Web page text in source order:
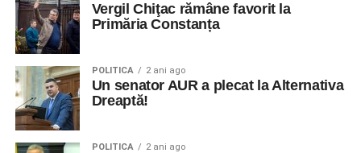
Vergil Chiţac rămâne favorit la
Primăria Constanța
POLITICA 2 ani ago
Un senator AUR a plecat la Alternativa
Dreaptă!
POLITICA 2 ani ago